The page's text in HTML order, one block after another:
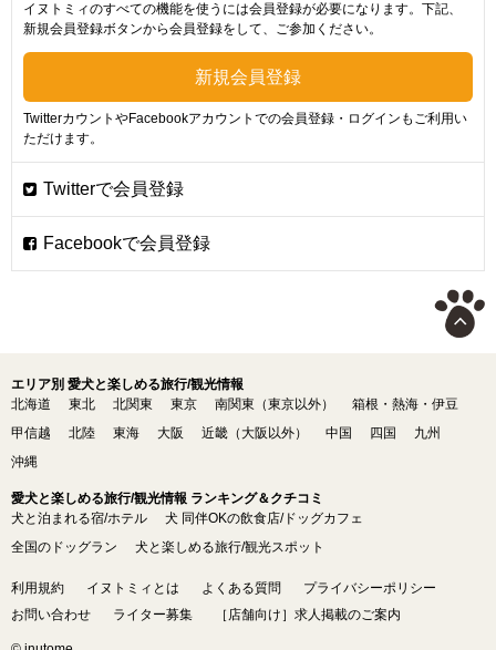
イヌトミィのすべての機能を使うには会員登録が必要になります。下記、
新規会員登録ボタンから会員登録をして、ご参加ください。
TwitterカウントやFacebookアカウントでの会員登録・ログインもご利用い
ただけます。
エリア別 愛犬と楽しめる旅行/観光情報
北海道
東北 北関東 東京 南関東（東京以外）
箱根・熱海・伊豆
甲信越
北陸 東海 大阪 近畿（大阪以外） 中国 四国
九州
沖縄
愛犬と楽しめる旅行/観光情報 ランキング＆クチコミ
犬と泊まれる宿/ホテル
犬 同伴OKの飲食店/ドッグカフェ
全国のドッグラン
犬と楽しめる旅行/観光スポット
利用規約 イヌトミィとは よくある質問
プライバシーポリシー
お問い合わせ
ライター募集 ［店舗向け］求人掲載のご案内